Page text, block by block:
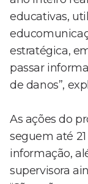
educativas,
estratégica,
passar
de danos”,
As ações do
seguem até
informação,
supervisora